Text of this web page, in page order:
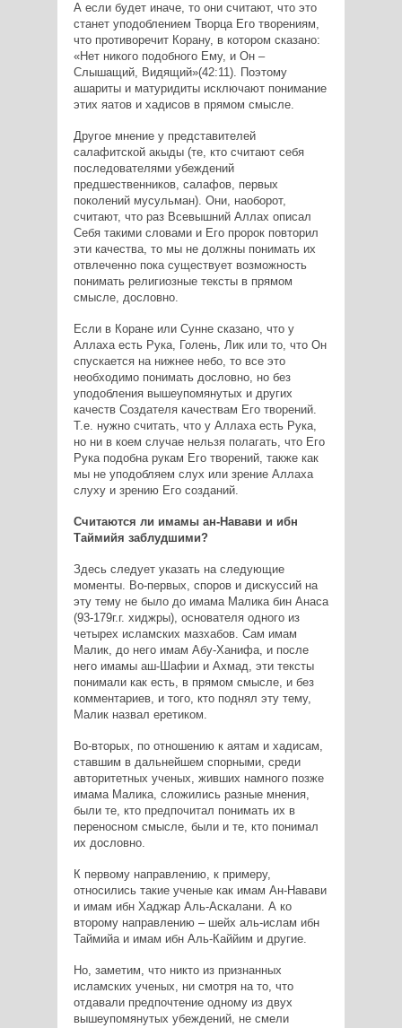
А если будет иначе, то они считают, что это
станет уподоблением Творца Его творениям,
что противоречит Корану, в котором сказано:
«Нет никого подобного Ему, и Он –
Слышащий, Видящий»(42:11). Поэтому
ашариты и матуридиты исключают понимание
этих яатов и хадисов в прямом смысле.
Другое мнение у представителей
салафитской акыды (те, кто считают себя
последователями убеждений
предшественников, салафов, первых
поколений мусульман). Они, наоборот,
считают, что раз Всевышний Аллах описал
Себя такими словами и Его пророк повторил
эти качества, то мы не должны понимать их
отвлеченно пока существует возможность
понимать религиозные тексты в прямом
смысле, дословно.
Если в Коране или Сунне сказано, что у
Аллаха есть Рука, Голень, Лик или то, что Он
спускается на нижнее небо, то все это
необходимо понимать дословно, но без
уподобления вышеупомянутых и других
качеств Создателя качествам Его творений.
Т.е. нужно считать, что у Аллаха есть Рука,
но ни в коем случае нельзя полагать, что Его
Рука подобна рукам Его творений, также как
мы не уподобляем слух или зрение Аллаха
слуху и зрению Его созданий.
Считаются ли имамы ан-Навави и ибн
Таймийя заблудшими?
Здесь следует указать на следующие
моменты. Во-первых, споров и дискуссий на
эту тему не было до имама Малика бин Анаса
(93-179г.г. хиджры), основателя одного из
четырех исламских мазхабов. Сам имам
Малик, до него имам Абу-Ханифа, и после
него имамы аш-Шафии и Ахмад, эти тексты
понимали как есть, в прямом смысле, и без
комментариев, и того, кто поднял эту тему,
Малик назвал еретиком.
Во-вторых, по отношению к аятам и хадисам,
ставшим в дальнейшем спорными, среди
авторитетных ученых, живших намного позже
имама Малика, сложились разные мнения,
были те, кто предпочитал понимать их в
переносном смысле, были и те, кто понимал
их дословно.
К первому направлению, к примеру,
относились такие ученые как имам Ан-Навави
и имам ибн Хаджар Аль-Аскалани. А ко
второму направлению – шейх аль-ислам ибн
Таймийа и имам ибн Аль-Каййим и другие.
Но, заметим, что никто из признанных
исламских ученых, ни смотря на то, что
отдавали предпочтение одному из двух
вышеупомянутых убеждений, не смели